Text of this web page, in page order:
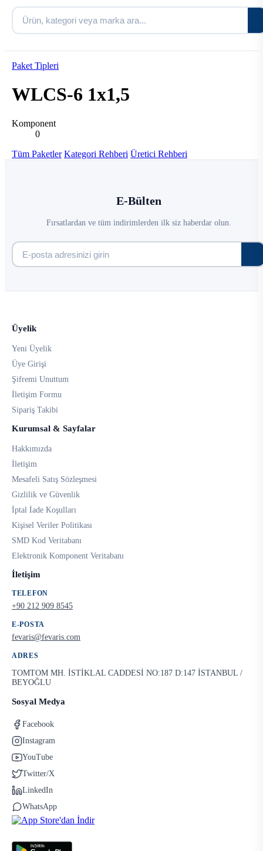
Paket Tipleri
WLCS-6 1x1,5
Komponent
0
Tüm Paketler Kategori Rehberi Üretici Rehberi
E-Bülten
Fırsatlardan ve tüm indirimlerden ilk siz haberdar olun.
Üyelik
Yeni Üyelik
Üye Girişi
Şifremi Unuttum
İletişim Formu
Sipariş Takibi
Kurumsal & Sayfalar
Hakkımızda
İletişim
Mesafeli Satış Sözleşmesi
Gizlilik ve Güvenlik
İptal İade Koşulları
Kişisel Veriler Politikası
SMD Kod Veritabanı
Elektronik Komponent Veritabanı
İletişim
TELEFON
+90 212 909 8545
E-POSTA
fevaris@fevaris.com
ADRES
TOMTOM MH. İSTİKLAL CADDESİ NO:187 D:147 İSTANBUL /
BEYOĞLU
Sosyal Medya
Facebook
Instagram
YouTube
Twitter/X
LinkedIn
WhatsApp